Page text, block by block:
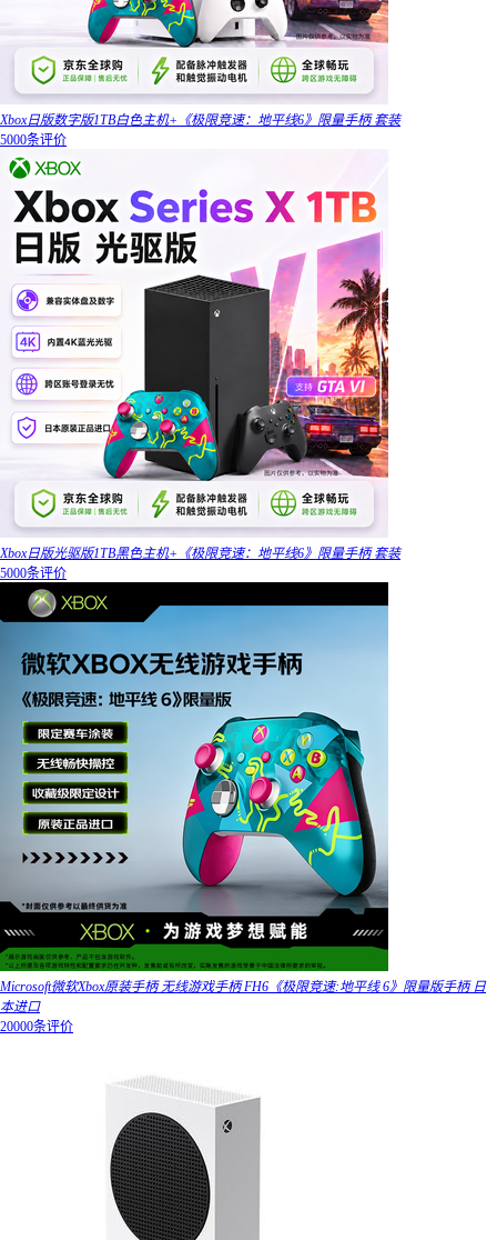
Xbox日版数字版1TB白色主机+《极限竞速：地平线6》限量手柄 套装
5000条评价
Xbox日版光驱版1TB黑色主机+《极限竞速：地平线6》限量手柄 套装
5000条评价
Microsoft微软Xbox原装手柄 无线游戏手柄 FH6《极限竞速:地平线 6》限量版手柄 日
本进口
20000条评价